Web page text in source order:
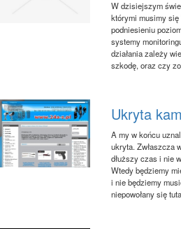
W dzisiejszym
którymi musimy
podniesieniu
systemy
działania zależy
szkodę, oraz czy
Ukryta
A my w końcu
ukryta. Zwłaszcza
dłuższy czas i nie
Wtedy będziemy
i nie będziemy
niepowołany się